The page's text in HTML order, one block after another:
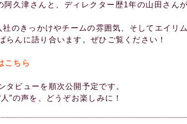
久津さんと、ディレクター歴1年の山田さん
のきっかけやチームの雰囲気、そしてエイリ
らんに語り合います。ぜひご覧ください！
こちら
タビューを順次公開予定です。
”の声を、どうぞお楽しみに！